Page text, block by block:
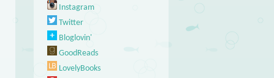
Instagram
Twitter
Bloglovin'
GoodReads
LovelyBooks